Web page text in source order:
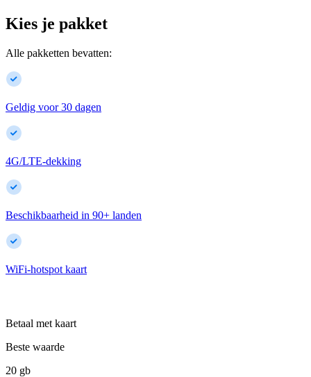
Kies je pakket
Alle pakketten bevatten:
Geldig voor 30 dagen
4G/LTE-dekking
Beschikbaarheid in 90+ landen
WiFi-hotspot kaart
Betaal met kaart
Beste waarde
20 gb